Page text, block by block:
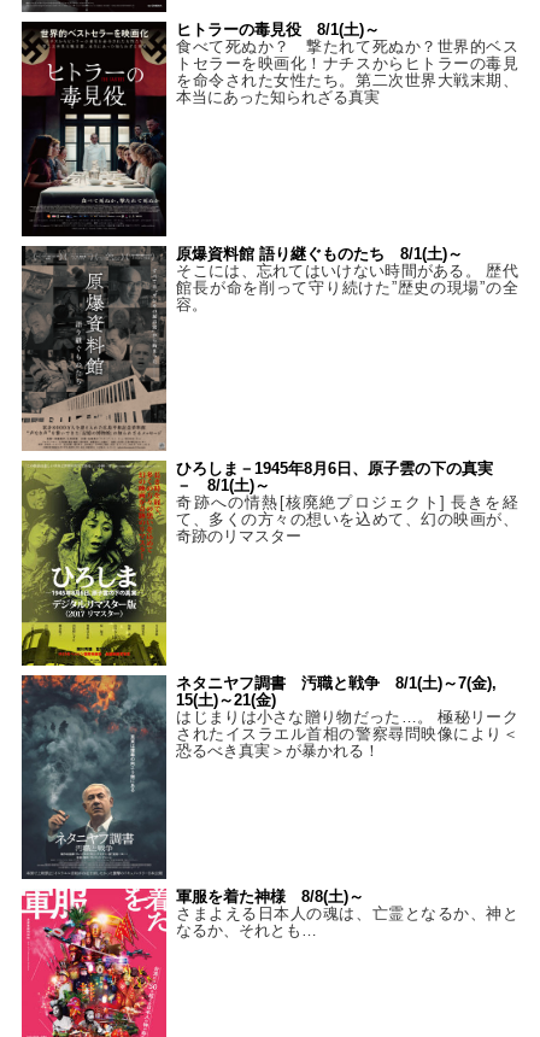
ヒトラーの毒見役 8/1(土)～
食べて死ぬか？ 撃たれて死ぬか？世界的ベス
トセラーを映画化！ナチスからヒトラーの毒見
を命令された女性たち。第二次世界大戦末期、
本当にあった知られざる真実
原爆資料館 語り継ぐものたち 8/1(土)～
そこには、忘れてはいけない時間がある。 歴代
館長が命を削って守り続けた”歴史の現場”の全
容。
ひろしま－1945年8月6日、原子雲の下の真実
－ 8/1(土)～
奇跡への情熱[核廃絶プロジェクト] 長きを経
て、多くの方々の想いを込めて、幻の映画が、
奇跡のリマスター
ネタニヤフ調書 汚職と戦争 8/1(土)～7(金),
15(土)～21(金)
はじまりは小さな贈り物だった…。 極秘リーク
されたイスラエル首相の警察尋問映像により＜
恐るべき真実＞が暴かれる！
軍服を着た神様 8/8(土)～
さまよえる日本人の魂は、亡霊となるか、神と
なるか、それとも…